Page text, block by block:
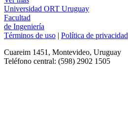
Universidad ORT Uruguay
Facultad
de Ingeniería
Términos de uso | Política de privacidad
Cuareim 1451, Montevideo, Uruguay
Teléfono central: (598) 2902 1505